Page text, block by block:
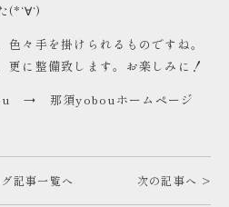
(*‘∀‘)
々手を掛けられるものですね。
更に整備致します。お楽しみに！
→ 那須yobouホームページ
記事一覧へ 次の記事へ >